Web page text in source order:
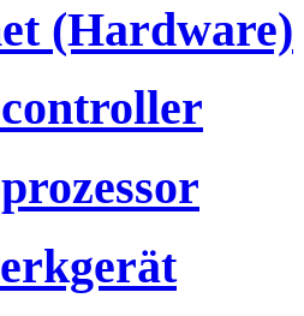
(Hardware)